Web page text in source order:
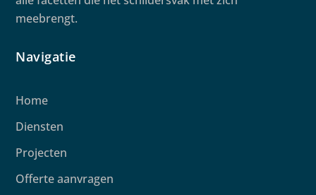
meebrengt.
Navigatie
Home
Diensten
Projecten
Offerte aanvragen